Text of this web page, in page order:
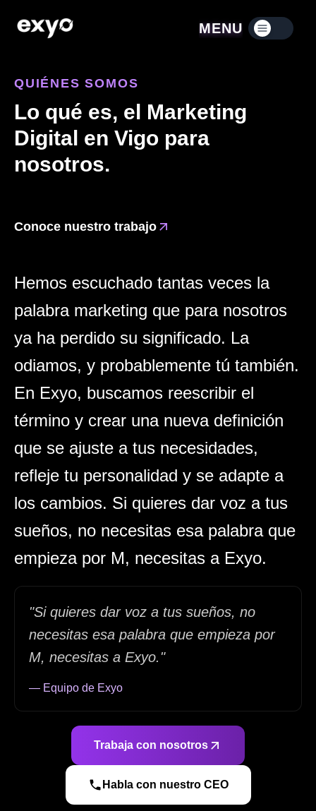
MENU
Menú contraído
QUIÉNES SOMOS
Lo qué es, el Marketing
Digital en Vigo para
nosotros.
Conoce nuestro trabajo
Fundadora & CEO de Exyo
Hemos escuchado tantas veces la
palabra marketing que para nosotros
ya ha perdido su significado. La
odiamos, y probablemente tú también.
En Exyo, buscamos reescribir el
término y crear una nueva definición
que se ajuste a tus necesidades,
refleje tu personalidad y se adapte a
los cambios. Si quieres dar voz a tus
sueños, no necesitas esa palabra que
empieza por M, necesitas a Exyo.
"Si quieres dar voz a tus sueños, no
necesitas esa palabra que empieza por
M, necesitas a Exyo."
— Equipo de Exyo
Trabaja con nosotros
Habla con nuestro CEO